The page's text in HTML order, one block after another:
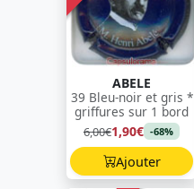
ABELE
39 Bleu-noir et gris *
griffures sur 1 bord
6,00€1,90€ -68%
Ajouter